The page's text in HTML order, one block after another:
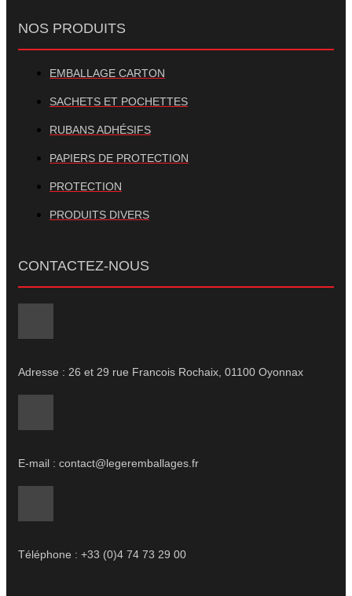
NOS PRODUITS
EMBALLAGE CARTON
SACHETS ET POCHETTES
RUBANS ADHÉSIFS
PAPIERS DE PROTECTION
PROTECTION
PRODUITS DIVERS
CONTACTEZ-NOUS
Adresse : 26 et 29 rue Francois Rochaix, 01100 Oyonnax
E-mail : contact@legeremballages.fr
Téléphone : +33 (0)4 74 73 29 00